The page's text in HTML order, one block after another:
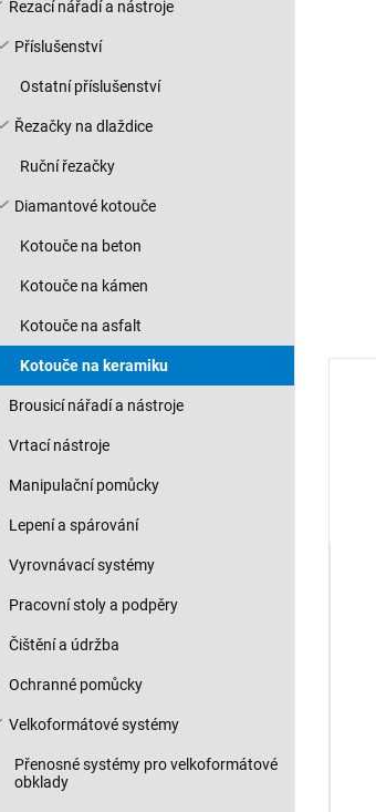
Řezací nářadí a nástroje
Příslušenství
Ostatní příslušenství
Řezačky na dlaždice
Ruční řezačky
Diamantové kotouče
Kotouče na beton
Kotouče na kámen
Kotouče na asfalt
Kotouče na keramiku
Brousicí nářadí a nástroje
Vrtací nástroje
Manipulační pomůcky
Lepení a spárování
Vyrovnávací systémy
Pracovní stoly a podpěry
Čištění a údržba
Ochranné pomůcky
Velkoformátové systémy
Přenosné systémy pro velkoformátové
obklady